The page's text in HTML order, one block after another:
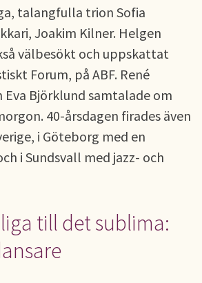
talangfulla trion Sofia
Joakim Kilner. Helgen
välbesökt och uppskattat
Forum, på ABF. René
Eva Björklund samtalade om
40-årsdagen firades även
i Göteborg med en
i Sundsvall med jazz- och
till det sublima: